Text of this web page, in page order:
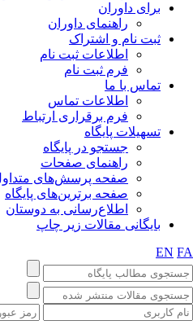
برای داوران
راهنمای داوران
ثبت نام و اشتراک
اطلاعات ثبت نام
فرم ثبت نام
تماس با ما
اطلاعات تماس
فرم برقراری ارتباط
تسهیلات پایگاه
جستجو در پایگاه
راهنمای صفحات
صفحه پرسش‌های متداول
صفحه برترین‌های پایگاه
اطلاع‌رسانی به دوستان
بایگانی مقالات زیر چاپ
EN